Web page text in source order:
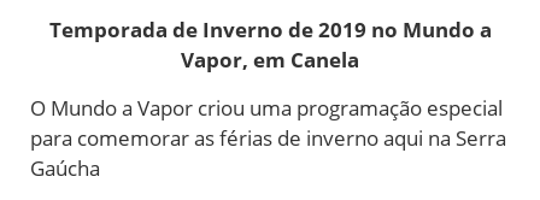
Temporada de Inverno de 2019 no Mundo a
Vapor, em Canela
O Mundo a Vapor criou uma programação especial
para comemorar as férias de inverno aqui na Serra
Gaúcha